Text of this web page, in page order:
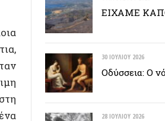
28 ΙΟΥΛΊΟΥ 2026
Σταματήστε τα πάντα για να
μπορέσουμε να συνεχίσουμε
ΝΕΟ ΒΙΒΛΙΟ